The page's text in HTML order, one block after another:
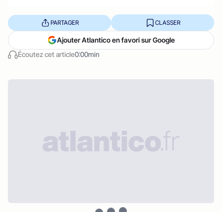
Écoutez cet article0:00min
PARTAGER CLASSER
Ajouter Atlantico en favori sur Google